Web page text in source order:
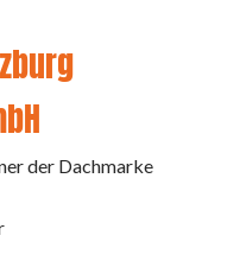
der Dachmarke